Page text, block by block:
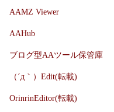
AAMZ Viewer
AAHub
ブログ型AAツール保管庫
（´д｀）Edit(転載)
OrinrinEditor(転載)